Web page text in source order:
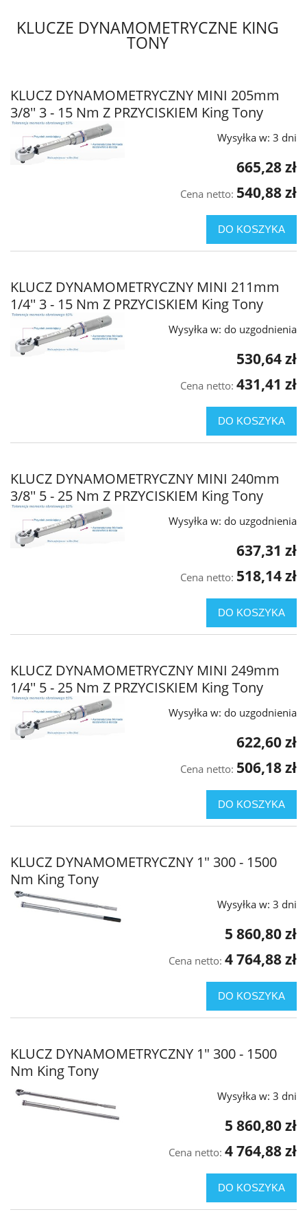
KLUCZE DYNAMOMETRYCZNE KING
TONY
KLUCZ DYNAMOMETRYCZNY MINI 205mm
3/8'' 3 - 15 Nm Z PRZYCISKIEM King Tony
Wysyłka w: 3 dni
665,28 zł
Cena netto: 540,88 zł
DO KOSZYKA
KLUCZ DYNAMOMETRYCZNY MINI 211mm
1/4'' 3 - 15 Nm Z PRZYCISKIEM King Tony
Wysyłka w: do uzgodnienia
530,64 zł
Cena netto: 431,41 zł
DO KOSZYKA
KLUCZ DYNAMOMETRYCZNY MINI 240mm
3/8'' 5 - 25 Nm Z PRZYCISKIEM King Tony
Wysyłka w: do uzgodnienia
637,31 zł
Cena netto: 518,14 zł
DO KOSZYKA
KLUCZ DYNAMOMETRYCZNY MINI 249mm
1/4'' 5 - 25 Nm Z PRZYCISKIEM King Tony
Wysyłka w: do uzgodnienia
622,60 zł
Cena netto: 506,18 zł
DO KOSZYKA
KLUCZ DYNAMOMETRYCZNY 1" 300 - 1500
Nm King Tony
Wysyłka w: 3 dni
5 860,80 zł
Cena netto: 4 764,88 zł
DO KOSZYKA
KLUCZ DYNAMOMETRYCZNY 1" 300 - 1500
Nm King Tony
Wysyłka w: 3 dni
5 860,80 zł
Cena netto: 4 764,88 zł
DO KOSZYKA